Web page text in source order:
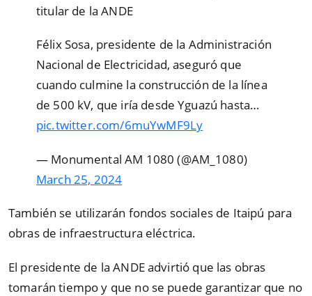
titular de la ANDE
Félix Sosa, presidente de la Administración
Nacional de Electricidad, aseguró que
cuando culmine la construcción de la línea
de 500 kV, que iría desde Yguazú hasta…
pic.twitter.com/6muYwMF9Ly
— Monumental AM 1080 (@AM_1080)
March 25, 2024
También se utilizarán fondos sociales de Itaipú para
obras de infraestructura eléctrica.
El presidente de la ANDE advirtió que las obras
tomarán tiempo y que no se puede garantizar que no